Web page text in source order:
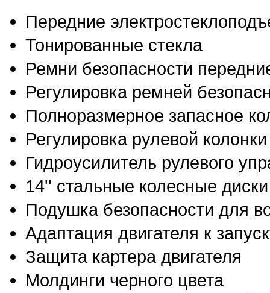
Передние
Тонированные стекла
Ремни безопасности
Регулировка ремней
Полноразмерное запасное
Регулировка рулевой
Гидроусилитель рулевого
14'' стальные колесные
Подушка безопасности для
Адаптация двигателя к
Защита картера двигателя
Молдинги черного цвета